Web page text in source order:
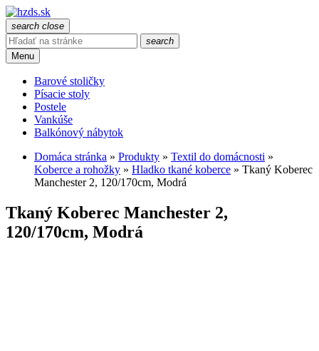
search close
search
Menu
Barové stoličky
Písacie stoly
Postele
Vankúše
Balkónový nábytok
Domáca stránka » Produkty » Textil do domácnosti »
Koberce a rohožky » Hladko tkané koberce » Tkaný Koberec
Manchester 2, 120/170cm, Modrá
Tkaný Koberec Manchester 2,
120/170cm, Modrá